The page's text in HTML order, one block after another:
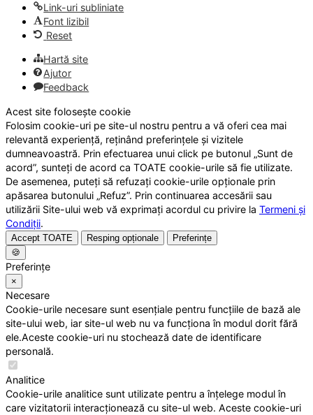
Link-uri subliniate
Font lizibil
Reset
Hartă site
Ajutor
Feedback
Acest site folosește cookie
Folosim cookie-uri pe site-ul nostru pentru a vă oferi cea mai
relevantă experiență, reținând preferințele și vizitele
dumneavoastră. Prin efectuarea unui click pe butonul „Sunt de
acord”, sunteți de acord ca TOATE cookie-urile să fie utilizate.
De asemenea, puteți să refuzați cookie-urile opționale prin
apăsarea butonului „Refuz”. Prin continuarea accesării sau
utilizării Site-ului web vă exprimați acordul cu privire la Termeni și
Condiții.
Accept TOATE Resping opționale
Preferințe
🍪
Preferințe
×
Necesare
Cookie-urile necesare sunt esențiale pentru funcțiile de bază ale
site-ului web, iar site-ul web nu va funcționa în modul dorit fără
ele.Aceste cookie-uri nu stochează date de identificare
personală.
Analitice
Cookie-urile analitice sunt utilizate pentru a înțelege modul în
care vizitatorii interacționează cu site-ul web. Aceste cookie-uri